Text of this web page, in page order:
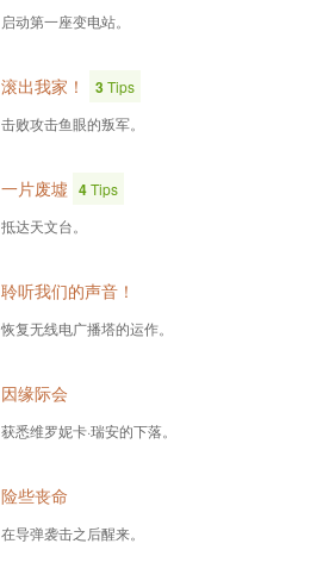
启动第一座变电站。
滚出我家！ 3Tips
击败攻击鱼眼的叛军。
一片废墟 4Tips
抵达天文台。
聆听我们的声音！
恢复无线电广播塔的运作。
因缘际会
获悉维罗妮卡·瑞安的下落。
险些丧命
在导弹袭击之后醒来。